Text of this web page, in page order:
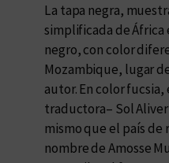
La tapa negra,
simplificada de África
negro, con color
Mozambique, lugar
autor. En color
traductora– Sol
mismo que el país de
nombre de Amosse